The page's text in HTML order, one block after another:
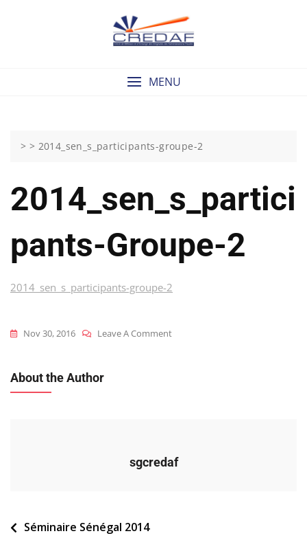
MENU
> > 2014_sen_s_participants-groupe-2
2014_sen_s_partici
Pants-Groupe-2
2014_sen_s_participants-groupe-2
Nov 30, 2016 Leave A CommentOn
About the Author
sgcredaf
Navigation
Séminaire Sénégal 2014